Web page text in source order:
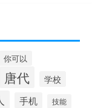
你可以
唐代 学校
手机 技能